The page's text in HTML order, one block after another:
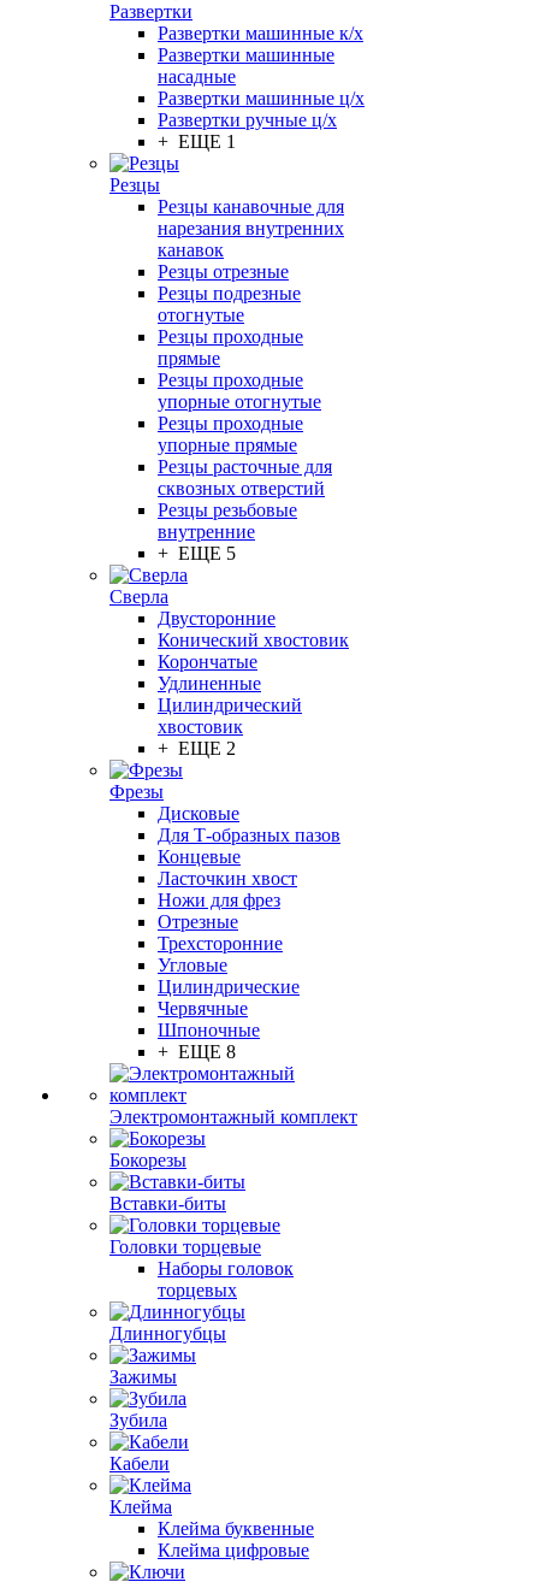
Развертки
Развертки машинные к/х
Развертки машинные
насадные
Развертки машинные ц/х
Развертки ручные ц/х
+ ЕЩЕ 1
Резцы
Резцы канавочные для
нарезания внутренних
канавок
Резцы отрезные
Резцы подрезные
отогнутые
Резцы проходные
прямые
Резцы проходные
упорные отогнутые
Резцы проходные
упорные прямые
Резцы расточные для
сквозных отверстий
Резцы резьбовые
внутренние
+ ЕЩЕ 5
Сверла
Двусторонние
Конический хвостовик
Корончатые
Удлиненные
Цилиндрический
хвостовик
+ ЕЩЕ 2
Фрезы
Дисковые
Для Т-образных пазов
Концевые
Ласточкин хвост
Ножи для фрез
Отрезные
Трехсторонние
Угловые
Цилиндрические
Червячные
Шпоночные
+ ЕЩЕ 8
Электромонтажный комплект
Бокорезы
Вставки-биты
Головки торцевые
Наборы головок
торцевых
Длинногубцы
Зажимы
Зубила
Кабели
Клейма
Клейма буквенные
Клейма цифровые